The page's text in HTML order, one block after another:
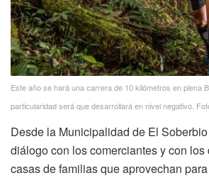
Este año se hará una carrera de 10 kilómetros en plena
particularidad será que desarrollará en nivel negativo.
Desde la Municipalidad de El
diálogo con los comerciantes y con
casas de familias que aprovechan